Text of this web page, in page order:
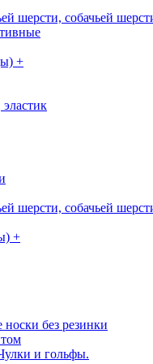
шерсти, собачьей
+
шерсти, собачьей
+
без резинки
и гольфы.